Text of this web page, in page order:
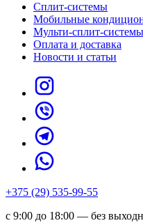
Сплит-системы
Мобильные
Мульти-сплит-системы
Оплата и доставка
Новости и статьи
+375 (29) 535-99-55
с 9:00 до 18:00 — без